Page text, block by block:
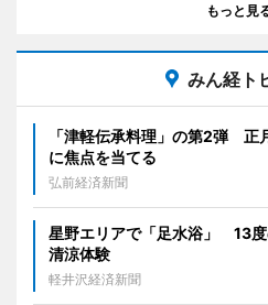
もっと見
みん経ト
「津軽伝承料理」の第2弾 正
に焦点を当てる
弘前経済新聞
星野エリアで「足水浴」 13
清涼体験
軽井沢経済新聞